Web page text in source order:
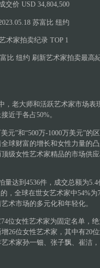
交价 USD 34,804,500
苏富比 纽约
术家拍卖纪录 TOP 1
比 纽约 刷新艺术家拍卖最高
，老大师和活跃艺术家市场表
近于各占50%。
元”和“500万-1000万美元”的
球财富的增长和女性力量的
级女性艺术家精品的市场供
量达到4536件，成交总额为
，全球在世女艺术家中54%为
术市场的多元化和年轻化。
位女性艺术家为固定名单，
26位女性艺术家，其中有20
术家孙一钿、张子飘、崔洁